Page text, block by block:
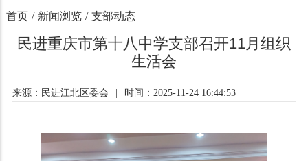
首页 / 新闻浏览 / 支部动态
民进重庆市第十八中学支部召开11月组织
生活会
来源：民进江北区委会 时间：2025-11-24 16:44:53